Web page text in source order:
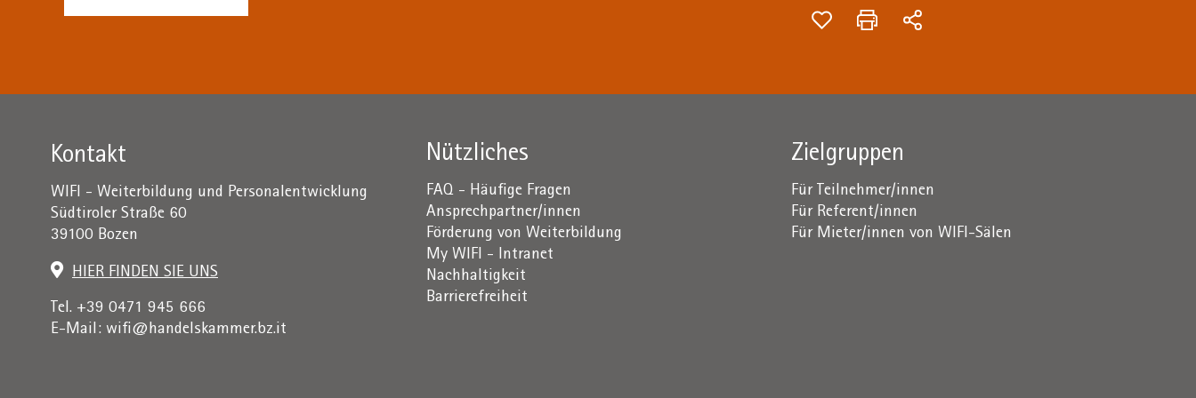
Kontakt
WIFI - Weiterbildung und Personalentwicklung
Südtiroler Straße 60
39100 Bozen
HIER FINDEN SIE UNS
Tel. +39 0471 945 666
E-Mail: wifi@handelskammer.bz.it
Nützliches
FAQ - Häufige Fragen
Ansprechpartner/innen
Förderung von Weiterbildung
My WIFI - Intranet
Nachhaltigkeit
Barrierefreiheit
Zielgruppen
Für Teilnehmer/innen
Für Referent/innen
Für Mieter/innen von WIFI-Sälen